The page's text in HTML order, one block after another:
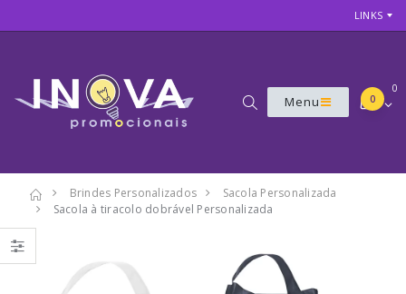
LINKS
Menu
0
0
Brindes Personalizados
Sacola Personalizada
Sacola à tiracolo dobrável Personalizada